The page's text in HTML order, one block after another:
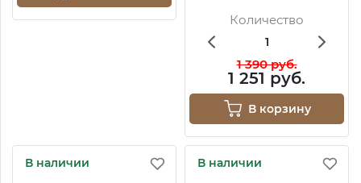
Количество
1 390 руб.
1 251 руб.
В корзину
В наличии В наличии